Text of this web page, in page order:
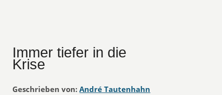
Immer tiefer in die
Krise
Geschrieben von: André Tautenhahn